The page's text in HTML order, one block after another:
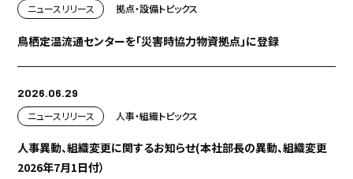
ニュースリリース
拠点・設備トピックス
鳥栖定温流通センターを「災害時協力物資拠点」に登録
2026.06.29
ニュースリリース
人事・組織トピックス
人事異動、組織変更に関するお知らせ(本社部長の異動、組織変更
2026年7月1日付）